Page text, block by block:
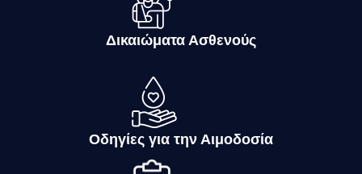
Δικαιώματα Ασθενούς
Οδηγίες για την Αιμοδοσία